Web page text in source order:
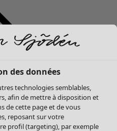
des données
technologies semblables,
afin de mettre à disposition et
de cette page et de vous
reposant sur votre
profil (targeting), par exemple